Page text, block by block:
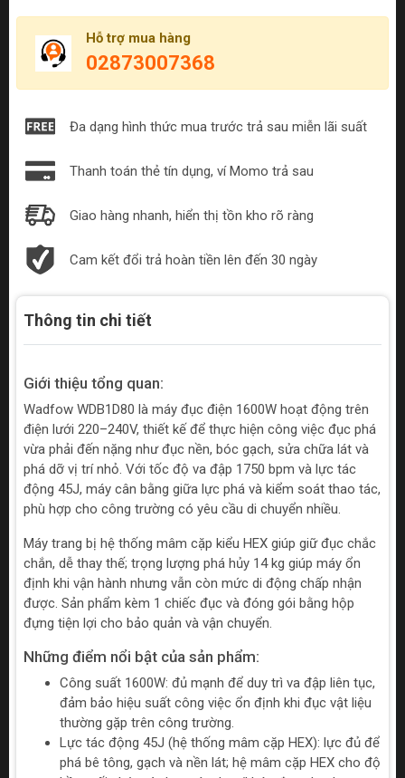
Hỗ trợ mua hàng
02873007368
Đa dạng hình thức mua trước trả sau miễn lãi suất
Thanh toán thẻ tín dụng, ví Momo trả sau
Giao hàng nhanh, hiển thị tồn kho rõ ràng
Cam kết đổi trả hoàn tiền lên đến 30 ngày
Thông tin chi tiết
Giới thiệu tổng quan:
Wadfow WDB1D80 là máy đục điện 1600W hoạt động trên
điện lưới 220–240V, thiết kế để thực hiện công việc đục phá
vừa phải đến nặng như đục nền, bóc gạch, sửa chữa lát và
phá dỡ vị trí nhỏ. Với tốc độ va đập 1750 bpm và lực tác
động 45J, máy cân bằng giữa lực phá và kiểm soát thao tác,
phù hợp cho công trường có yêu cầu di chuyển nhiều.
Máy trang bị hệ thống mâm cặp kiểu HEX giúp giữ đục chắc
chắn, dễ thay thế; trọng lượng phá hủy 14 kg giúp máy ổn
định khi vận hành nhưng vẫn còn mức di động chấp nhận
được. Sản phẩm kèm 1 chiếc đục và đóng gói bằng hộp
đựng tiện lợi cho bảo quản và vận chuyển.
Những điểm nổi bật của sản phẩm:
Công suất 1600W: đủ mạnh để duy trì va đập liên tục,
đảm bảo hiệu suất công việc ổn định khi đục vật liệu
thường gặp trên công trường.
Lực tác động 45J (hệ thống mâm cặp HEX): lực đủ để
phá bê tông, gạch và nền lát; hệ mâm cặp HEX cho độ